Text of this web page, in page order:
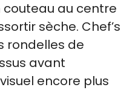
couteau au centre
sèche. Chef’s
rondelles de
avant
encore plus